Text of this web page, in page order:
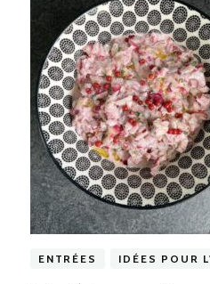
ENTRÉES IDÉES POUR